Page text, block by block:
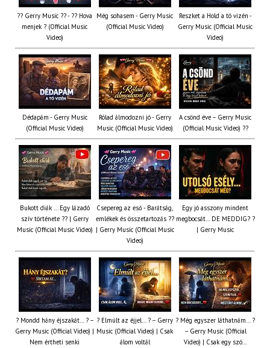
?? Gerry Music ?? - ?? Hova
menjek ? (Official Music
Video)
Még sohasem - Gerry Music
(Official Music Video)
Reszket a Hold a tó vizén -
Gerry Music (Official Music
Video)
Dédapám - Gerry Music
(Official Music Video)
Rólad álmodozni jó - Gerry
Music (Official Music Video)
A csönd éve – Gerry Music
(Official Music Video) ??
Bukott diák ... Egy lázadó
szív története ?? | Gerry
Music (Official Music Video)
Csepereg az eső - Barátság,
emlékek és összetartozás ?️?
| Gerry Music (Official Music
Video)
Egy jó asszony mindent
megbocsát… DE MEDDIG? ?
| Gerry Music
? Mondd hány éjszakát… ? –
Gerry Music (Official Video) |
Nem értheti senki
? Elmúlt az éjjel… ? – Gerry
Music (Official Video) | Csak
álom voltál
? Még egyszer láthatnám… ?
– Gerry Music (Official
Video) | Csak egy szó…